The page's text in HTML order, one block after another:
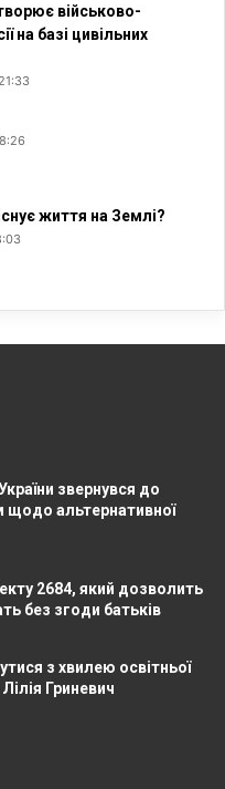
військово-
на базі цивільних
життя на Землі?
звернувся до
щодо альтернативної
2684, який дозволить
без згоди батьків
з хвилею освітньої
Гриневич